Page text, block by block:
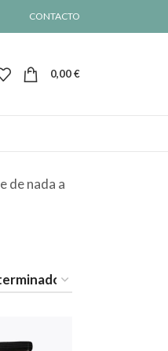
CONTACTO
0,00€
de nada a